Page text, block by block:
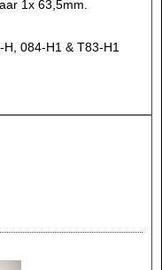
1x 63,5mm.
084-H1 & T83-H1